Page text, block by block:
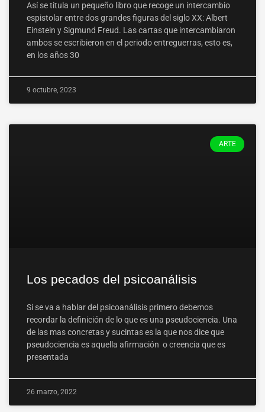
Así se titula un pequeño libro que recoge un intercambio
espistolar entre dos grandes figuras del siglo XX: Albert
Einstein y Sigmund Freud. Las cartas que intercambiaron
ambos se escribieron en el periodo entreguerras, esto es,
en los años 30
9 octubre, 2023
ARTE
Los pecados del psicoanálisis
Si se va a hablar del psicoanálisis primero debemos
recordar la definición de lo que es una pseudociencia. Una
de las mas concretas y sucintas es la que nos dice que
pseudociencia es aquella afirmación o creencia que es
presentada
26 marzo, 2022